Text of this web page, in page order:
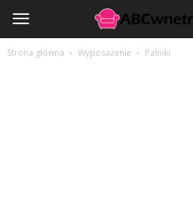
ABCwnetrza.pl
Strona główna Wyposażenie Palniki